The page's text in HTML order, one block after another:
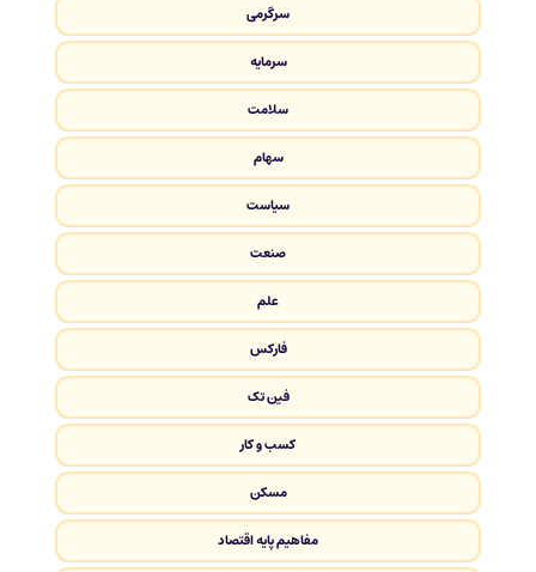
سرگرمی
سرمایه
سلامت
سهام
سیاست
صنعت
علم
فارکس
فین تک
کسب و کار
مسکن
مفاهیم پایه اقتصاد